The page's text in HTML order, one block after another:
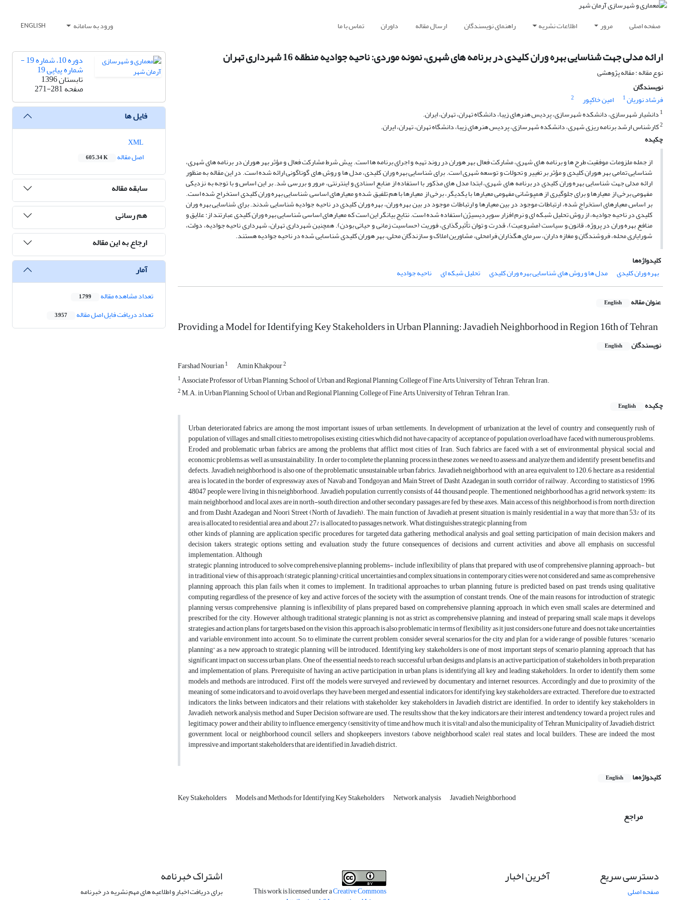
صفحه اصلی مرور اطلاعات نشریه راهنمای نویسندگان ارسال مقاله داوران تماس با ما ورود به سامانه ENGLISH
ارائه مدلی جهت شناسایی بهره وران کلیدی در برنامه های شهری، نمونه موردی: ناحیه جوادیه منطقه 16 شهرداری تهران
نوع مقاله : مقاله پژوهشی
نویسندگان
فرشاد نوریان1 امین خاکپور
2
1 دانشیار شهرسازی، دانشکده شهرسازی، پردیس هنرهای زیبا، دانشگاه تهران، تهران، ایران.
2کارشناس ارشد برنامه ریزی شهری، دانشکده شهرسازی، پردیس هنرهای زیبا، دانشگاه تهران، تهران، ایران.
چکیده
از جمله ملزومات موفقیت طرح ها و برنامه های شهری، مشارکت فعال بهر هوران در روند تهیه و اجرای برنامه ها است. پیش شرط مشارکت فعال و مؤثر بهر هوران در برنامه های شهری،
شناسایی تمامی بهر هوران کلیدی و مؤثر بر تغییر و تحولات و توسعه شهری است. برای شناسایی بهره وران کلیدی، مدل ها و روش های گوناگونی ارائه شده است. در این مقاله به منظور
ارائه مدلی جهت شناسایی بهره وران کلیدی در برنامه های شهری، ابتدا مدل های مذکور با استفاده از منابع اسنادی و اینترنتی، مرور و بررسی شد. بر این اساس و با توجه به نزدیکی
مفهومی برخی از معیارها و برای جلوگیری از همپوشانی مفهومی معیارها با یکدیگر، برخی از معیارها با هم تلفیق شده و معیارهای اساسی شناسایی بهره وران کلیدی استخراج شده است.
بر اساس معیارهای استخراج شده، ارتباطات موجود در بین معیارها و ارتباطات موجود در بین بهره وران، بهره وران کلیدی در ناحیه جوادیه شناسایی شدند. برای شناسایی بهره وران
کلیدی در ناحیه جوادیه، از روش تحلیل شبکه ای و نرم افزار سوپردیسیژن استفاده شده است. نتایج بیانگر این است که معیارهای اساسی شناسایی بهره وران کلیدی عبارتند از: علایق و
منافع بهره وران در پروژه، قانون و سیاست (مشروعیت)، قدرت و توان تأثیرگذاری، فوریت (حساسیت زمانی و حیاتی بودن). همچنین شهرداری تهران، شهرداری ناحیه جوادیه، دولت،
شورایاری محله، فروشندگان و مغازه داران، سرمای هگذاران فرامحلی، مشاورین املاک و سازندگان محلی، بهر هوران کلیدی شناسایی شده در ناحیه جوادیه هستند.
کلیدواژه‌ها
بهره وران کلیدی
مدل ها و روش های شناسایی بهره وران کلیدی تحلیل شبکه ای ناحیه جوادیه
عنوان مقاله English
Providing a Model for Identifying Key Stakeholders in Urban Planning: Javadieh Neighborhood in Region 16th of Tehran
نویسندگان English
Farshad Nourian1 Amin Khakpour2
1Associate Professor of Urban Planning, School of Urban and Regional Planning, College of Fine Arts, University of Tehran, Tehran, Iran.
2M.A. in Urban Planning, School of Urban and Regional Planning, College of Fine Arts, University of Tehran, Tehran, Iran.
چکیده
English
Urban deteriorated fabrics are among the most important issues of urban settlements. In development of urbanization at the level of country and consequently rush of
population of villages and small cities to metropolises, existing cities which did not have capacity of acceptance of population overload have faced with numerous problems.
Eroded and problematic urban fabrics are among the problems that afflict most cities of Iran. Such fabrics are faced with a set of environmental, physical, social and
economic problems as well as unsustainability. In order to complete the planning process in these zones, we need to assess and analyze them and identify present benefits and
defects. Javadieh neighborhood is also one of the problematic unsustainable urban fabrics. Javadieh neighborhood with an area equivalent to 120.6 hectare as a residential
area is located in the border of expressway axes of Navab and Tondgoyan and Main Street of Dasht Azadegan in south corridor of railway. According to statistics of 1996,
48047 people were living in this neighborhood. Javadieh population currently consists of 44 thousand people. The mentioned neighborhood has a grid network system: its
main neighborhood and local axes are in north-south direction and other secondary passages are fed by these axes. Main access of this neighborhood is from north direction
and from Dasht Azadegan and Noori Street (North of Javadieh). The main function of Javadieh at present situation is mainly residential in a way that more than 53% of its
area is allocated to residential area and about 27% is allocated to passages network. What distinguishes strategic planning from
other kinds of planning are application specific procedures for targeted data gathering, methodical analysis and goal setting, participation of main decision makers and
decision takers, strategic options setting and evaluation, study the future consequences of decisions and current activities and above all emphasis on successful
implementation. Although
strategic planning introduced to solve comprehensive planning problems- include inflexibility of plans that prepared with use of comprehensive planning approach- but
in traditional view of this approach (strategic planning) critical uncertainties and complex situations in contemporary cities were not considered and same as comprehensive
planning approach, this plan fails when it comes to implement. In traditional approaches to urban planning, future is predicted based on past trends using qualitative
computing regardless of the presence of key and active forces of the society with the assumption of constant trends. One of the main reasons for introduction of strategic
planning versus comprehensive planning is inflexibility of plans prepared based on comprehensive planning approach, in which even small scales are determined and
prescribed for the city. However, although traditional strategic planning is not as strict as comprehensive planning, and, instead of preparing small scale maps, it develops
strategies and action plans for targets based on the vision, this approach is also problematic in terms of flexibility as it just considers one future and does not take uncertainties
and variable environment into account. So, to eliminate the current problem, consider several scenarios for the city and plan for a wide range of possible futures, “scenario
planning” as a new approach to strategic planning will be introduced. Identifying key stakeholders is one of most important steps of scenario planning approach that has
significant impact on success urban plans. One of the essential needs to reach successful urban designs and plans is an active participation of stakeholders in both preparation
and implementation of plans. Prerequisite of having an active participation in urban plans is identifying all key and leading stakeholders. In order to identify them, some
models and methods are introduced. First off, the models were surveyed and reviewed by documentary and internet resources. Accordingly and due to proximity of the
meaning of some indicators and to avoid overlaps, they have been merged and essential indicators for identifying key stakeholders are extracted. Therefore, due to extracted
indicators, the links between indicators and their relations with stakeholder, key stakeholders in Javadieh district are identified. In order to identify key stakeholders in
Javadieh, network analysis method and Super Decision software are used. The results show that the key indicators are their interest and tendency toward a project, rules and
legitimacy, power and their ability to influence, emergency (sensitivity of time and how much it is vital) and also the municipality of Tehran, Municipality of Javadieh district,
government, local or neighborhood council, sellers and shopkeepers, investors (above neighborhood scale), real states and local builders. These are indeed the most
impressive and important stakeholders that are identified in Javadieh district.
کلیدواژه‌ها English
Key Stakeholders Models and Methods for Identifying Key Stakeholders Network analysis Javadieh Neighborhood
مراجع
دوره 10، شماره 19 -
شماره پیاپی 19
تابستان 1396
صفحه271-281
فایل ها
اصل مقاله
605.34 K
سابقه مقاله
هم رسانی
ارجاع به این مقاله
آمار
تعداد مشاهده مقاله 1,799
تعداد دریافت فایل اصل مقاله 3,957
دسترسی سریع
صفحه اصلی
آخرین اخبار
This work is licensed under aCreative Commons
اشتراک خبرنامه
برای دریافت اخبار و اطلاعیه های مهم نشریه در خبرنامه